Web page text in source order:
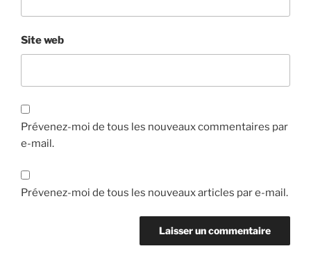
Site web
Prévenez-moi de tous les nouveaux commentaires par
e-mail.
Prévenez-moi de tous les nouveaux articles par e-mail.